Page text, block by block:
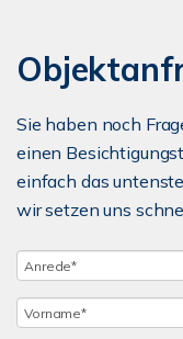
Sie haben noch
einen
einfach das
wir setzen uns